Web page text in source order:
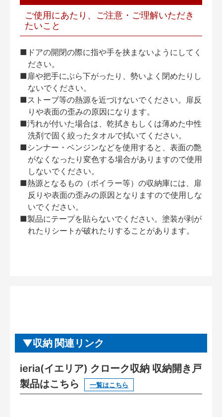
ご使用にあたり、ご注意・ご理解いただき
たいこと
■ドアの開閉の際に指や手を挟まないようにしてく
ださい。
■扉や把手にぶら下がったり、勢いよく閉めたりし
ないでください。
■ストーブ等の熱源を近づけないでください。扉反
りや表面の歪みの原因になります。
■汚れが付いた場合は、乾拭きもしくは薄めた中性
洗剤で固く絞ったタオルで拭いてください。
■シンナー・ベンジンなどを使用すると、表面の艶
がなくなったり変色する場合がありますので使用
しないでください。
■熱源となるもの（ボイラー等）の収納庫には、扉
反りや表面の歪みの原因となりますので使用しな
いでください。
■製品にテープを貼らないでください。塗装が剥が
れたりシートが破れたりすることがあります。
収納 関連リンク
ieria(イエリア) クローク収納 収納開き戸
製品はこちら
一覧はこちら